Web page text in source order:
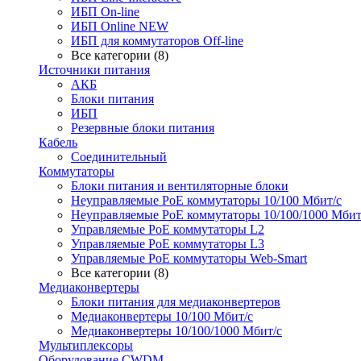
ИБП On-line
ИБП Online NEW
ИБП для коммутаторов Off-line
Все категории (8)
Источники питания
АКБ
Блоки питания
ИБП
Резервные блоки питания
Кабель
Соединительный
Коммутаторы
Блоки питания и вентиляторные блоки
Неуправляемые PoE коммутаторы 10/100 Мбит/с
Неуправляемые PoE коммутаторы 10/100/1000
Управляемые PoE коммутаторы L2
Управляемые PoE коммутаторы L3
Управляемые PoE коммутаторы Web-Smart
Все категории (8)
Медиаконвертеры
Блоки питания для медиаконвертеров
Медиаконвертеры 10/100 Мбит/с
Медиаконвертеры 10/100/1000 Мбит/c
Мультиплексоры